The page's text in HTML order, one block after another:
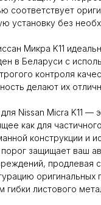
соответствует
установку без
Микра K11
в Беларуси с
контроля
делают их
Nissan Micra K11
как для
конструкции и
защищает ваш
продлевая
оригинальных
гибки листового